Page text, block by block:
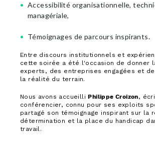
Accessibilité organisationnelle,
managériale,
Témoignages de parcours inspirants.
Entre discours institutionnels et
cette soirée a été l'occasion de donner
experts, des entreprises engagées et
la réalité du terrain.
Nous avons accueilliPhilippe Croizon,
conférencier, connu pour ses exploits
partagé son témoignage inspirant sur la
détermination et la place du handicap
travail.